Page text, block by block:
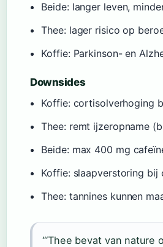
Beide: langer leven,
Thee: lager risico op
Koffie: Parkinson- en
Downsides
Koffie: cortisolverhoging
Thee: remt ijzeropname
Beide: max 400 mg
Koffie: slaapverstoring bij
Thee: tannines kunnen
“‘Thee bevat van